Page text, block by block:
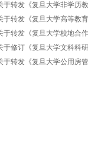
于转发《复旦大学非学历
于转发《复旦大学高等教
于转发《复旦大学校地合
于修订《复旦大学文科科
于转发《复旦大学公用房